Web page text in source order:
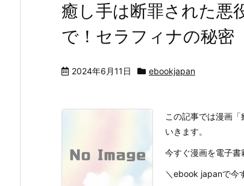
癒し手は断罪された悪
で！セラフィナの秘密
2024年6月11日 ebookjapan
この記事では漫画
いきます。
今すぐ漫画を電子
＼ebook japanで今